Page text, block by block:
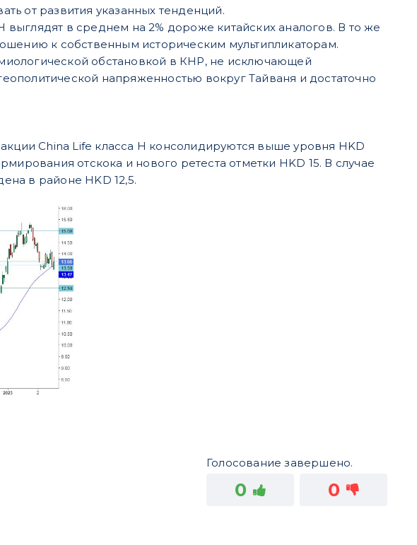
от развития указанных тенденций.
в среднем на 2% дороже китайских аналогов. В то же
к собственным историческим мультипликаторам.
обстановкой в КНР, не исключающей
напряженностью вокруг Тайваня и достаточно
China Life класса H консолидируются выше уровня HKD
отскока и нового ретеста отметки HKD 15. В случае
в районе HKD 12,5.
Голосование завершено.
0 0